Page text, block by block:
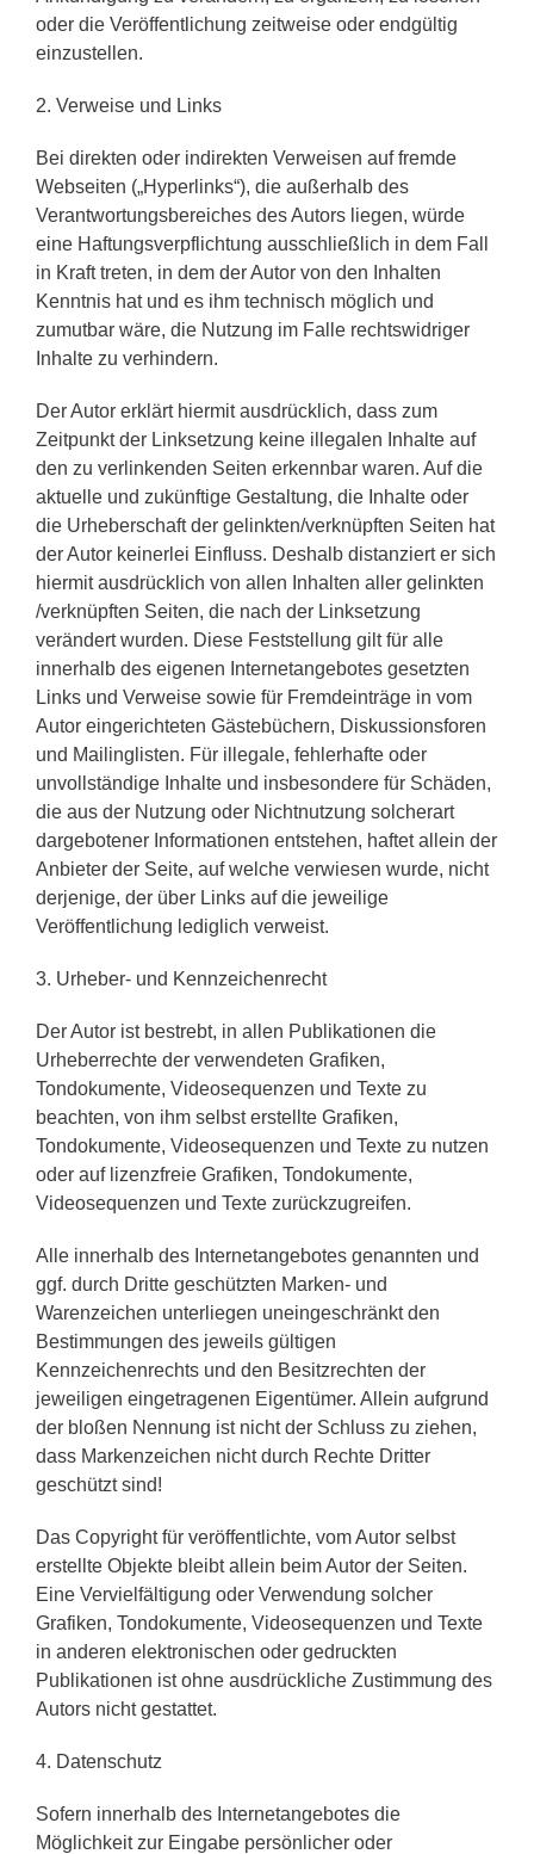
oder die Veröffentlichung zeitweise oder endgültig
einzustellen.
2. Verweise und Links
Bei direkten oder indirekten Verweisen auf fremde
Webseiten („Hyperlinks“), die außerhalb des
Verantwortungsbereiches des Autors liegen, würde
eine Haftungsverpflichtung ausschließlich in dem Fall
in Kraft treten, in dem der Autor von den Inhalten
Kenntnis hat und es ihm technisch möglich und
zumutbar wäre, die Nutzung im Falle rechtswidriger
Inhalte zu verhindern.
Der Autor erklärt hiermit ausdrücklich, dass zum
Zeitpunkt der Linksetzung keine illegalen Inhalte auf
den zu verlinkenden Seiten erkennbar waren. Auf die
aktuelle und zukünftige Gestaltung, die Inhalte oder
die Urheberschaft der gelinkten/verknüpften Seiten hat
der Autor keinerlei Einfluss. Deshalb distanziert er sich
hiermit ausdrücklich von allen Inhalten aller gelinkten
/verknüpften Seiten, die nach der Linksetzung
verändert wurden. Diese Feststellung gilt für alle
innerhalb des eigenen Internetangebotes gesetzten
Links und Verweise sowie für Fremdeinträge in vom
Autor eingerichteten Gästebüchern, Diskussionsforen
und Mailinglisten. Für illegale, fehlerhafte oder
unvollständige Inhalte und insbesondere für Schäden,
die aus der Nutzung oder Nichtnutzung solcherart
dargebotener Informationen entstehen, haftet allein der
Anbieter der Seite, auf welche verwiesen wurde, nicht
derjenige, der über Links auf die jeweilige
Veröffentlichung lediglich verweist.
3. Urheber- und Kennzeichenrecht
Der Autor ist bestrebt, in allen Publikationen die
Urheberrechte der verwendeten Grafiken,
Tondokumente, Videosequenzen und Texte zu
beachten, von ihm selbst erstellte Grafiken,
Tondokumente, Videosequenzen und Texte zu nutzen
oder auf lizenzfreie Grafiken, Tondokumente,
Videosequenzen und Texte zurückzugreifen.
Alle innerhalb des Internetangebotes genannten und
ggf. durch Dritte geschützten Marken- und
Warenzeichen unterliegen uneingeschränkt den
Bestimmungen des jeweils gültigen
Kennzeichenrechts und den Besitzrechten der
jeweiligen eingetragenen Eigentümer. Allein aufgrund
der bloßen Nennung ist nicht der Schluss zu ziehen,
dass Markenzeichen nicht durch Rechte Dritter
geschützt sind!
Das Copyright für veröffentlichte, vom Autor selbst
erstellte Objekte bleibt allein beim Autor der Seiten.
Eine Vervielfältigung oder Verwendung solcher
Grafiken, Tondokumente, Videosequenzen und Texte
in anderen elektronischen oder gedruckten
Publikationen ist ohne ausdrückliche Zustimmung des
Autors nicht gestattet.
4. Datenschutz
Sofern innerhalb des Internetangebotes die
Möglichkeit zur Eingabe persönlicher oder